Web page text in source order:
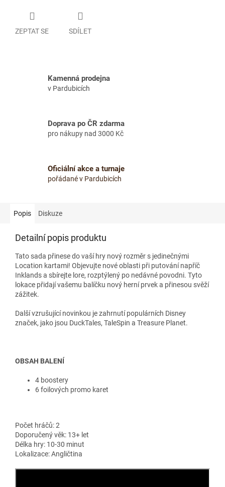
ZEPTAT SE SDÍLET
Kamenná prodejna
v Pardubicích
Doprava po ČR zdarma
pro nákupy nad 3000 Kč
Oficiální akce a turnaje
pořádané v Pardubicích
Popis Diskuze
Detailní popis produktu
Tato sada přinese do vaší hry nový rozměr s jedinečnými
Location kartami! Objevujte nové oblasti při putování napříč
Inklands a sbírejte lore, rozptýlený po nedávné povodni. Tyto
lokace přidají vašemu balíčku nový herní prvek a přinesou svěží
zážitek.
Další vzrušující novinkou je zahrnutí populárních Disney
značek, jako jsou DuckTales, TaleSpin a Treasure Planet.
OBSAH BALENÍ
4 boostery
6 foilových promo karet
Počet hráčů: 2
Doporučený věk: 13+ let
Délka hry: 10-30 minut
Lokalizace: Angličtina